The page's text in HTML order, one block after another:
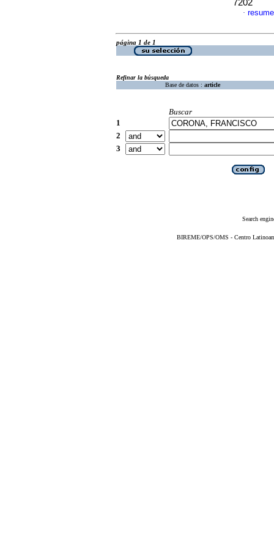
7202
·
página 1 de 1
Refinar la búsqueda
Base de datos : article
Buscar
1
2
3
Search
BIREME/OPS/OMS - Centro